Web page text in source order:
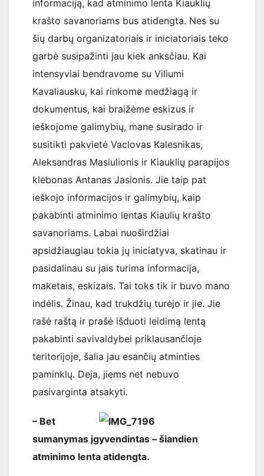
informaciją, kad atminimo lenta Kiauklių
krašto savanoriams bus atidengta. Nes su
šių darbų organizatoriais ir iniciatoriais teko
garbė susipažinti jau kiek anksčiau. Kai
intensyviai bendravome su Viliumi
Kavaliausku, kai rinkome medžiagą ir
dokumentus, kai braižėme eskizus ir
ieškojome galimybių, mane susirado ir
susitikti pakvietė Vaclovas Kalesnikas,
Aleksandras Masiulionis ir Kiauklių parapijos
klebonas Antanas Jasionis. Jie taip pat
ieškojo informacijos ir galimybių, kaip
pakabinti atminimo lentas Kiaulių krašto
savanoriams. Labai nuoširdžiai
apsidžiaugiau tokia jų iniciatyva, skatinau ir
pasidalinau su jais turima informacija,
maketais, eskizais. Tai toks tik ir buvo mano
indėlis. Žinau, kad trukdžių turėjo ir jie. Jie
rašė raštą ir prašė išduoti leidimą lentą
pakabinti savivaldybei priklausančioje
teritorijoje, šalia jau esančių atminties
paminklų. Deja, jiems net nebuvo
pasivarginta atsakyti.
– Bet
sumanymas įgyvendintas – šiandien
atminimo lenta atidengta.